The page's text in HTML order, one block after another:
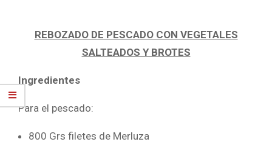
REBOZADO DE PESCADO CON VEGETALES
SALTEADOS Y BROTES
Ingredientes
Para el pescado:
800 Grs filetes de Merluza